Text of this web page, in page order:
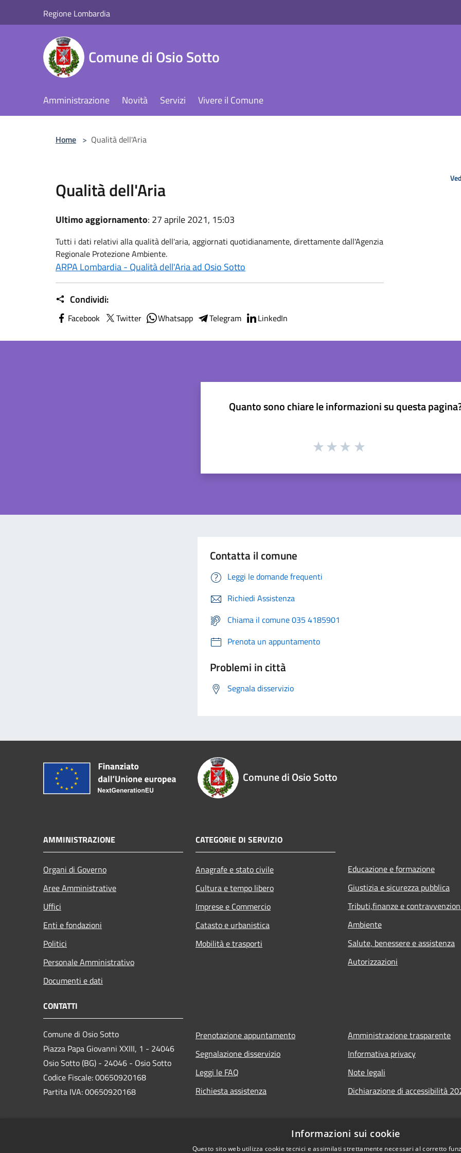
Regione Lombardia
Comune di Osio Sotto
Amministrazione Novità Servizi Vivere il Comune
Home > Qualità dell'Aria
Qualità dell'Aria
Ultimo aggiornamento: 27 aprile 2021, 15:03
Tutti i dati relativi alla qualità dell'aria, aggiornati quotidianamente, direttamente dall'Agenzia
Regionale Protezione Ambiente.
ARPA Lombardia - Qualità dell'Aria ad Osio Sotto
Condividi:
Facebook Twitter Whatsapp Telegram LinkedIn
Quanto sono chiare le informazioni su questa
Contatta il comune
Leggi le domande frequenti
Richiedi Assistenza
Chiama il comune 035 4185901
Prenota un appuntamento
Problemi in città
Segnala disservizio
Comune di Osio Sotto
AMMINISTRAZIONE
Organi di Governo
Aree Amministrative
Uffici
Enti e fondazioni
Politici
Personale Amministrativo
Documenti e dati
CATEGORIE DI SERVIZIO
Anagrafe e stato civile
Cultura e tempo libero
Imprese e Commercio
Catasto e urbanistica
Mobilità e trasporti
Educazione e formazione
Giustizia e sicurezza pubblica
Tributi,finanze e
Ambiente
Salute, benessere e assistenza
Autorizzazioni
CONTATTI
Comune di Osio Sotto
Piazza Papa Giovanni XXIII, 1 - 24046
Osio Sotto (BG) - 24046 - Osio Sotto
Codice Fiscale: 00650920168
Partita IVA: 00650920168
Prenotazione appuntamento
Segnalazione disservizio
Leggi le FAQ
Richiesta assistenza
Amministrazione trasparente
Informativa privacy
Note legali
Dichiarazione di accessibilità
Informazioni sui cookie
Questo sito web utilizza cookie tecnici e assimilati strettamente necessari al corretto